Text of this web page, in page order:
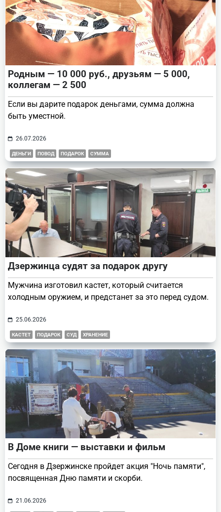
Родным — 10 000 руб., друзьям — 5 000,
коллегам — 2 500
Если вы дарите подарок деньгами, сумма должна
быть уместной.
26.07.2026
ДЕНЬГИ ПОВОД ПОДАРОК СУММА
Дзержинца судят за подарок другу
Мужчина изготовил кастет, который считается
холодным оружием, и предстанет за это перед судом.
25.06.2026
КАСТЕТ ПОДАРОК СУД ХРАНЕНИЕ
В Доме книги — выставки и фильм
Сегодня в Дзержинске пройдет акция "Ночь памяти",
посвященная Дню памяти и скорби.
21.06.2026